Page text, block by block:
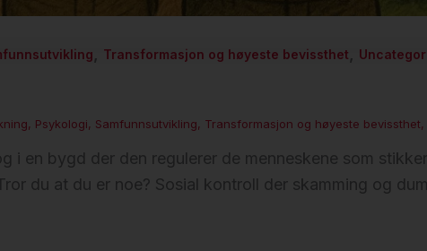
, Transformasjon og høyeste bevissthet,
, Psykologi, Samfunnsutvikling, Transformasjon og høyeste bevissthet,
i en bygd der den regulerer de menneskene som
du at du er noe? Sosial kontroll der skamming og